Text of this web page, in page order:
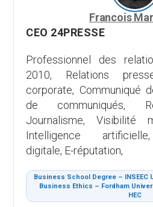
Francois
CEO 24PRESSE
Professionnel des
2010, Relations
corporate, Communiqué
de communiqués,
Journalisme, Visibilité
Intelligence
digitale, E-réputation,
Business School Degree – INSEEC
Business Ethics – Fordham
HEC